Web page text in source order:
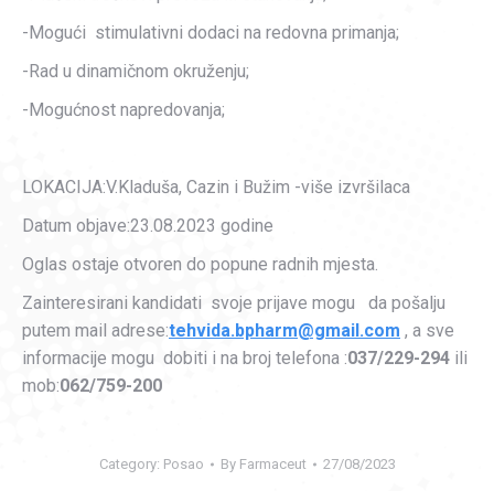
-Mogući stimulativni dodaci na redovna primanja;
-Rad u dinamičnom okruženju;
-Mogućnost napredovanja;
LOKACIJA:V.Kladuša, Cazin i Bužim -više izvršilaca
Datum objave:23.08.2023 godine
Oglas ostaje otvoren do popune radnih mjesta.
Zainteresirani kandidati svoje prijave mogu da pošalju
putem mail adrese:tehvida.bpharm@gmail.com , a sve
informacije mogu dobiti i na broj telefona :037/229-294 ili
mob:062/759-200
Category: Posao By Farmaceut 27/08/2023